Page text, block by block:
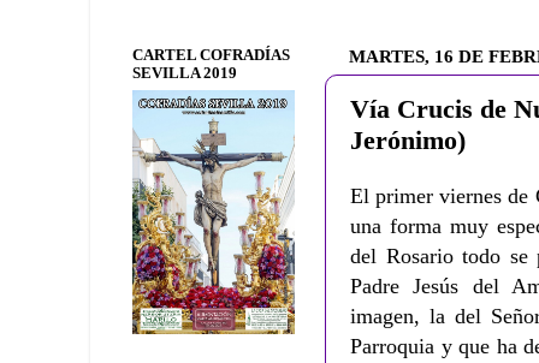
MARTES, 16 DE
Vía Crucis de
Jerónimo)
El primer viernes de
una forma muy
del Rosario todo se
Padre Jesús del
imagen, la del
Parroquia y que ha
CARTEL COFRADÍAS
SEVILLA 2019